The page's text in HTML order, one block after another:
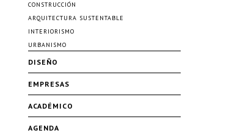
CONSTRUCCIÓN
ARQUITECTURA SUSTENTABLE
INTERIORISMO
URBANISMO
DISEÑO
EMPRESAS
ACADÉMICO
AGENDA